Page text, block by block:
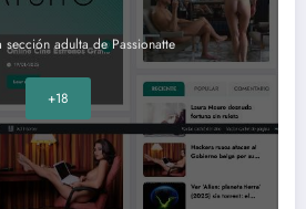
sección adulta de Passionatte
+18